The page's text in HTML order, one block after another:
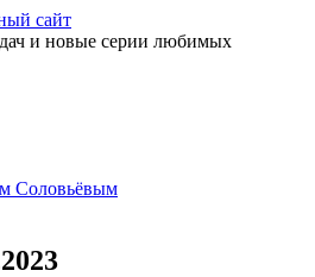
сайт
и новые серии любимых
Соловьёвым